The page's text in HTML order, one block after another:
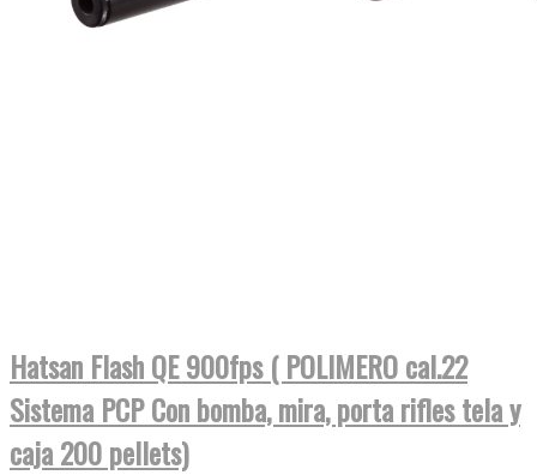
Hatsan Flash QE 900fps ( POLIMERO cal.22
Sistema PCP Con bomba, mira, porta rifles tela y
caja 200 pellets)